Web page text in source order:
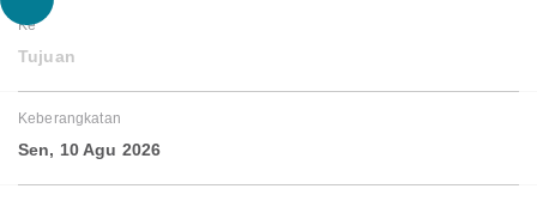
Ke
Tujuan
Keberangkatan
Sen, 10 Agu 2026